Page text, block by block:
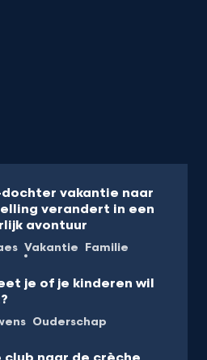
vakantie naar
verandert in een
avontuur
Vakantie Familie
je of je kinderen wil
Ouderschap